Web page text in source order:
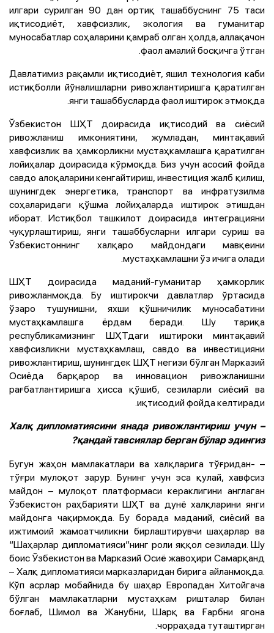
илгари сурилган 90 дан ортиқ ташаббуснинг 75 таси
иқтисодиёт, хавфсизлик, экология ва гуманитар
муносабатлар соҳаларини қамраб олган ҳолда, аллақачон
фаол амалий босқичга ўтган.
Давлатимиз рақамли иқтисодиёт, яшил технология каби
истиқболли йўналишларни ривожлантиришга қаратилган
янги ташаббусларда фаол иштирок этмоқда.
Ўзбекистон ШҲТ доирасида иқтисодий ва сиёсий
ривожланиш имкониятини, жумладан, минтақавий
хавфсизлик ва ҳамкорликни мустаҳкамлашга қаратилган
лойиҳалар доирасида кўрмоқда. Биз учун асосий фойда
савдо алоқаларини кенгайтириш, инвестиция жалб қилиш,
шунингдек энергетика, транспорт ва инфратузилма
соҳаларидаги қўшма лойиҳаларда иштирок этишдан
иборат. Истиқбол ташкилот доирасида интеграцияни
чуқурлаштириш, янги ташаббусларни илгари суриш ва
Ўзбекистоннинг халқаро майдондаги мавқеини
мустаҳкамлашни ўз ичига олади.
ШҲТ доирасида маданий-гуманитар ҳамкорлик
ривожланмоқда. Бу иштирокчи давлатлар ўртасида
ўзаро тушунишни, яхши қўшничилик муносабатини
мустаҳкамлашга ёрдам беради. Шу тариқа
республикамизнинг ШҲТдаги иштироки минтақавий
хавфсизликни мустаҳкамлаш, савдо ва инвестицияни
ривожлантириш, шунингдек ШҲТ негизи бўлган Марказий
Осиёда барқарор ва инновацион ривожланишни
рағбатлантиришга ҳисса қўшиб, сезиларли сиёсий ва
иқтисодий фойда келтиради.
– Халқ дипломатиясини янада ривожлантириш учун
қандай тавсиялар берган бўлар эдингиз?
– Бугун жаҳон мамлакатлари ва халқларига тўғридан-
тўғри мулоқот зарур. Бунинг учун эса қулай, хавфсиз
майдон – мулоқот платформаси кераклигини англаган
Ўзбекистон раҳбарияти ШҲТ ва дунё халқларини янги
майдонга чақирмоқда. Бу борада маданий, сиёсий ва
ижтимоий жамоатчиликни бирлаштирувчи шаҳарлар ва
“Шаҳарлар дипломатияси”нинг роли яққол сезилади. Шу
боис Ўзбекистон ва Марказий Осиё жавоҳири Самарқанд
– Халқ дипломатияси марказларидан бирига айланмоқда.
Кўп асрлар мобайнида бу шаҳар Европадан Хитойгача
бўлган мамлакатларни мустаҳкам ришталар билан
боғлаб, Шимол ва Жанубни, Шарқ ва Ғарбни ягона
чорраҳада туташтирган.